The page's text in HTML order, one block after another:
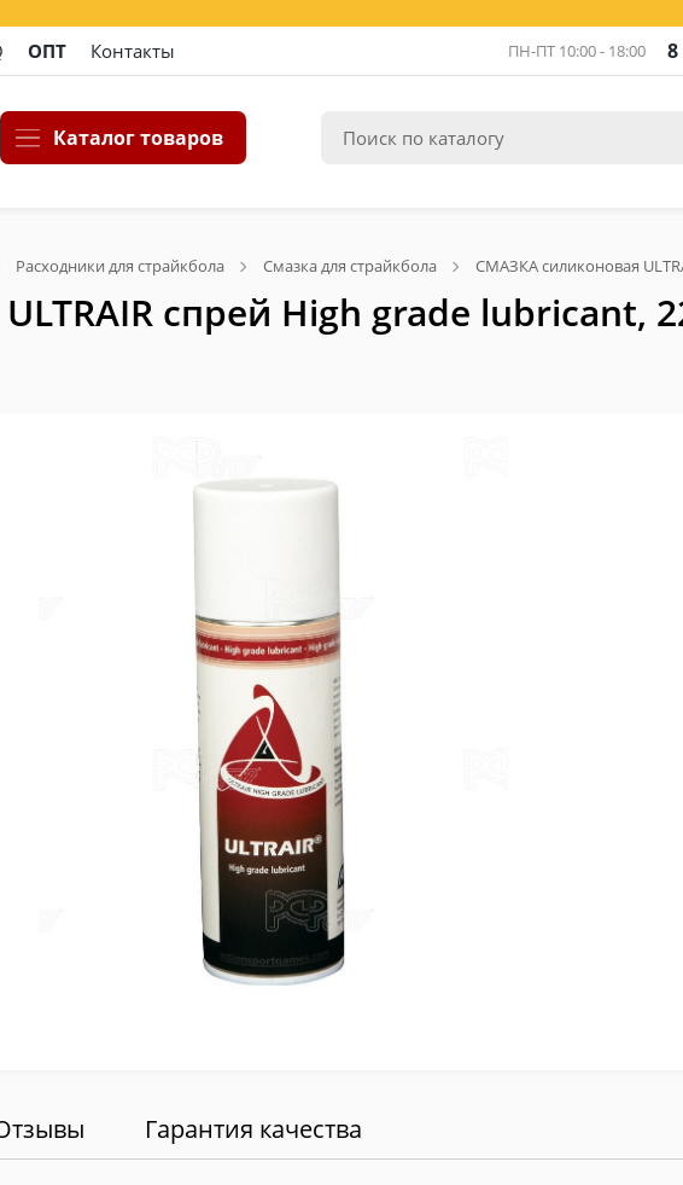
ОПТ Контакты ПН-ПТ 10:00 - 18:00 8
Каталог товаров
Расходники для страйкбола Смазка для страйкбола СМАЗКА силиконовая
спрей High grade lubricant,
Гарантия качества